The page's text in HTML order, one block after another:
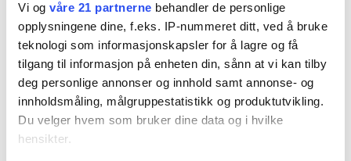
Vi og våre 21 partnerne behandler de personlige
opplysningene dine, f.eks. IP-nummeret ditt, ved å bruke
teknologi som informasjonskapsler for å lagre og få
tilgang til informasjon på enheten din, sånn at vi kan tilby
deg personlige annonser og innhold samt annonse- og
innholdsmåling, målgruppestatistikk og produktutvikling.
Du velger hvem som bruker dine data og i hvilke
hensikter.
Regionleder Region Indre Øst
Fellesforbundet
Moelv